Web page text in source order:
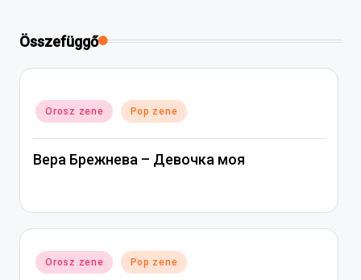
Összefüggő
Posted
in
Orosz zene Pop zene
Вера Брежнева – Девочка моя
Posted
in
Orosz zene Pop zene